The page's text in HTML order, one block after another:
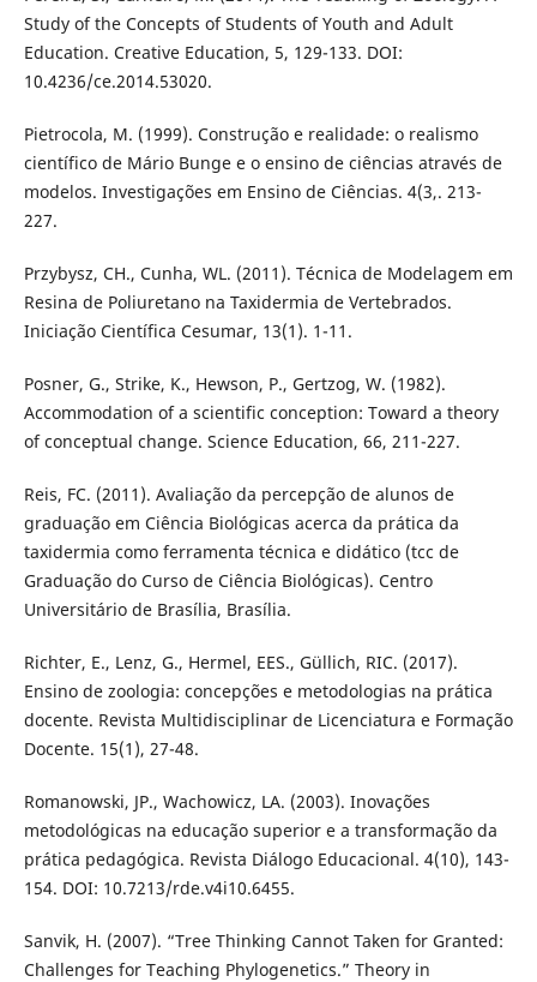
Study of the Concepts of Students of Youth and Adult
Education. Creative Education, 5, 129-133. DOI:
10.4236/ce.2014.53020.
Pietrocola, M. (1999). Construção e realidade: o realismo
científico de Mário Bunge e o ensino de ciências através de
modelos. Investigações em Ensino de Ciências. 4(3,. 213-
227.
Przybysz, CH., Cunha, WL. (2011). Técnica de Modelagem em
Resina de Poliuretano na Taxidermia de Vertebrados.
Iniciação Científica Cesumar, 13(1). 1-11.
Posner, G., Strike, K., Hewson, P., Gertzog, W. (1982).
Accommodation of a scientific conception: Toward a theory
of conceptual change. Science Education, 66, 211-227.
Reis, FC. (2011). Avaliação da percepção de alunos de
graduação em Ciência Biológicas acerca da prática da
taxidermia como ferramenta técnica e didático (tcc de
Graduação do Curso de Ciência Biológicas). Centro
Universitário de Brasília, Brasília.
Richter, E., Lenz, G., Hermel, EES., Güllich, RIC. (2017).
Ensino de zoologia: concepções e metodologias na prática
docente. Revista Multidisciplinar de Licenciatura e Formação
Docente. 15(1), 27-48.
Romanowski, JP., Wachowicz, LA. (2003). Inovações
metodológicas na educação superior e a transformação da
prática pedagógica. Revista Diálogo Educacional. 4(10), 143-
154. DOI: 10.7213/rde.v4i10.6455.
Sanvik, H. (2007). “Tree Thinking Cannot Taken for Granted:
Challenges for Teaching Phylogenetics.” Theory in